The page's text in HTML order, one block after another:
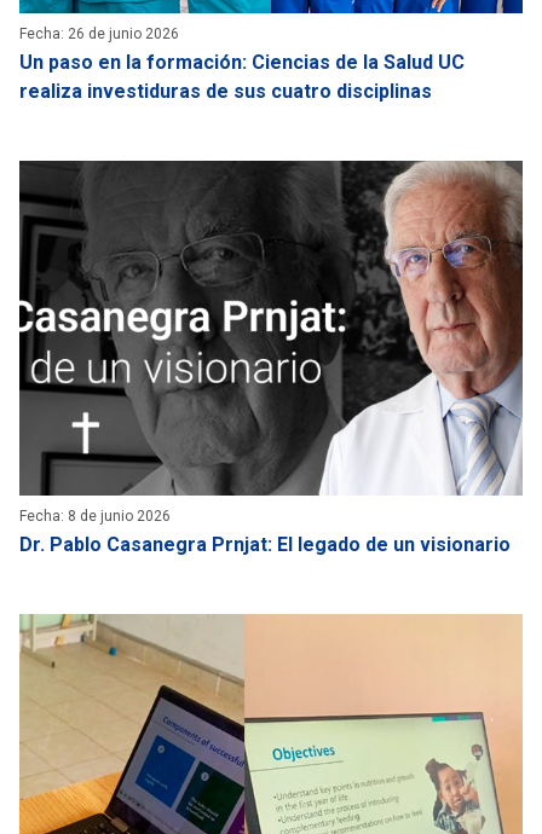
Fecha: 26 de junio 2026
Un paso en la formación: Ciencias de la Salud UC
realiza investiduras de sus cuatro disciplinas
Fecha: 8 de junio 2026
Dr. Pablo Casanegra Prnjat: El legado de un visionario